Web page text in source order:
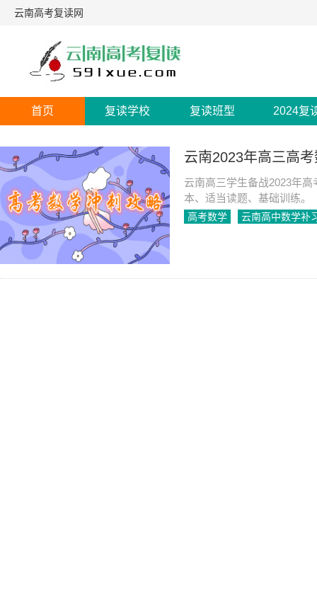
云南高考复读网
首页 复读学校 复读班型 2024复
云南2023年高三高
云南高三学生备战2023年
本、适当读题、基础训练。
高考数学 云南高中数学补